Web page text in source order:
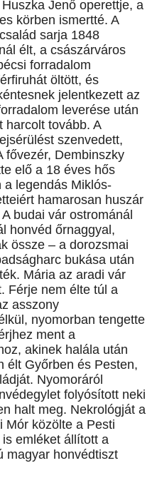
Jenő operettje, a
körben ismertté. A
sarja 1848
élt, a császárváros
forradalom
öltött, és
jelentkezett az
leverése után
harcolt tovább. A
szenvedett,
fővezér, Dembinszky
elő a 18 éves hős
a legendás Miklós-
hamarosan huszár
budai vár ostrománál
honvéd őrnaggyal,
össze – a dorozsmai
bukása után
Mária az aradi vár
Férje nem élte túl a
asszony
nyomorban tengette
ment a
akinek halála után
élt Győrben és Pesten,
Nyomoráról
folyósított neki
halt meg. Nekrológját a
Mór közölte a Pesti
emléket állított a
magyar honvédtiszt